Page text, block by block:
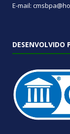
E-mail:
DESENVOLVIDO